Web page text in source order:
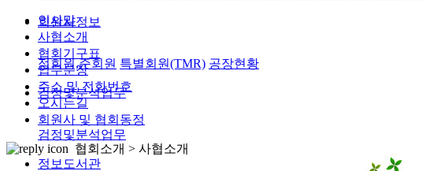
회원사정보
정회원,준회원 특별회원(TMR) 공장현황
검정및분석업무
검정및분석업무
정보도서관
인사말
사협소개
협회기구표
업무분장
주소 및 전화번호
오시는길
회원사 및 협회동정
협회소개 > 사협소개